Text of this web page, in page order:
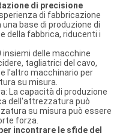
di precisione
di fabbricazione
base di produzione di
della fabbrica, riducenti i
delle macchine
tagliatrici del cavo,
l'altro macchinario per
su misura.
La capacità di produzione
dell'attrezzatura può
su misura può essere
forza.
incontrare le sfide del